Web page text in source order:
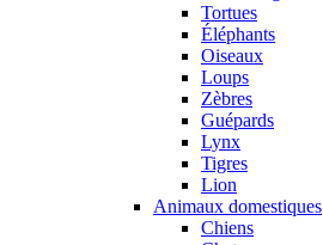
Tortues
Éléphants
Oiseaux
Loups
Zèbres
Guépards
Lynx
Tigres
Lion
Animaux domestiques
Chiens